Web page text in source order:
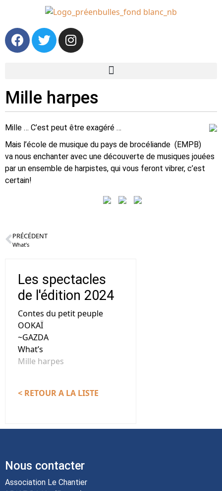
Mille harpes
Mille … C’est peut être exagéré …
Mais l’école de musique du pays de brocéliande (EMPB)
va nous enchanter avec une découverte de musiques jouées
par un ensemble de harpistes, qui vous feront vibrer, c’est
certain!
PRÉCÉDENT
What’s
Les spectacles
de l'édition 2024
Contes du petit peuple
OOKAÏ
~GAZDA
What’s
Mille harpes
< RETOUR A LA LISTE
Nous contacter
Association Le Chantier